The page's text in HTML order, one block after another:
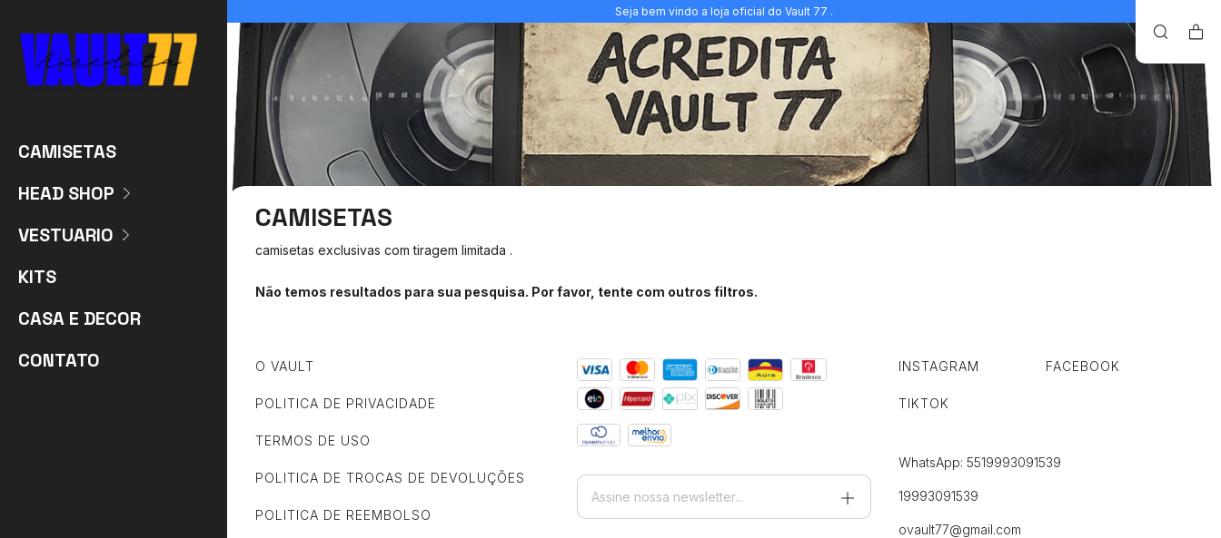
CAMISETAS
HEAD SHOP
VESTUARIO
KITS
CASA E DECOR
CONTATO
Seja bem vindo a loja oficial do Vault 77 .
CAMISETAS
camisetas exclusivas com tiragem limitada .
Não temos resultados para sua pesquisa. Por favor, tente com outros filtros.
O VAULT
POLITICA DE PRIVACIDADE
TERMOS DE USO
POLITICA DE TROCAS DE DEVOLUÇÕES
POLITICA DE REEMBOLSO
INSTAGRAM FACEBOOK
TIKTOK
WhatsApp: 5519993091539
19993091539
ovault77@gmail.com